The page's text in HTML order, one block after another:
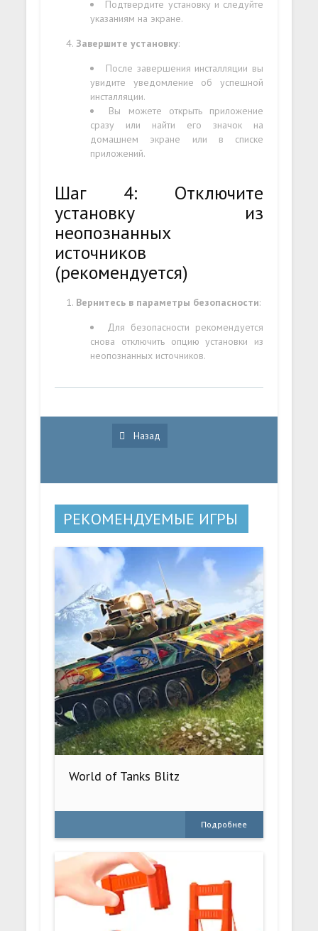
Подтвердите установку и следуйте
указаниям на экране.
Завершите установку:
После завершения инсталляции вы
увидите уведомление об успешной
инсталляции.
Вы можете открыть приложение
сразу или найти его значок на
домашнем экране или в списке
приложений.
Шаг 4: Отключите
установку из
неопознанных
источников
(рекомендуется)
Вернитесь в параметры безопасности:
Для безопасности рекомендуется
снова отключить опцию установки из
неопознанных источников.
Назад
РЕКОМЕНДУЕМЫЕ ИГРЫ
World of Tanks Blitz
Подробнее